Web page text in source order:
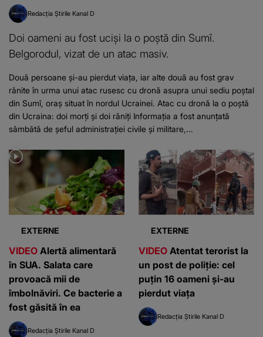
Redacția Știrile Kanal D
Doi oameni au fost uciși la o poștă din Sumî.
Belgorodul, vizat de un atac masiv.
Două persoane și-au pierdut viața, iar alte două au fost grav
rănite în urma unui atac rusesc cu dronă asupra unui sediu poștal
din Sumî, oraș situat în nordul Ucrainei. Atac cu dronă la o poștă
din Ucraina: doi morți și doi răniți Informația a fost anunțată
sâmbătă de șeful administrației civile și militare,...
EXTERNE
VIDEO Alertă alimentară
în SUA. Salata care
provoacă mii de
îmbolnăviri. Ce bacterie a
fost găsită în ea
Redacția Știrile Kanal D
EXTERNE
VIDEO Atentat terorist la
un post de poliție: cel
puțin 16 oameni și-au
pierdut viața
Redacția Știrile Kanal D